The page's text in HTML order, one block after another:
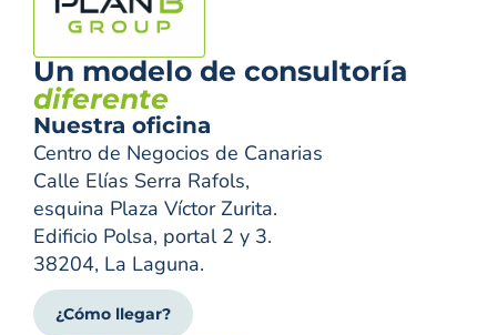
Un modelo de consultoría
diferente
Nuestra oficina
Centro de Negocios de Canarias
Calle Elías Serra Rafols,
esquina Plaza Víctor Zurita.
Edificio Polsa, portal 2 y 3.
38204, La Laguna.
¿Cómo llegar?